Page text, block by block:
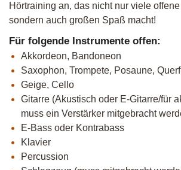
Hörtraining an, das nicht nur viele
sondern auch großen Spaß macht!
Für folgende Instrumente offen:
Akkordeon, Bandoneon
Saxophon, Trompete, Posaune,
Geige, Cello
Gitarre (Akustisch oder E-Gitarre/für
muss ein Verstärker mitgebracht
E-Bass oder Kontrabass
Klavier
Percussion